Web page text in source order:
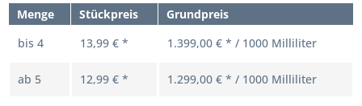
Menge Stückpreis
Grundpreis
bis 4 13,99 € * 1.399,00 € * / 1000 Milliliter
ab 5 12,99 € * 1.299,00 € * / 1000 Milliliter